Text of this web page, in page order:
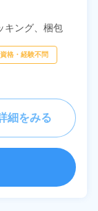
キング、 梱包
資格・経験不問
細をみる